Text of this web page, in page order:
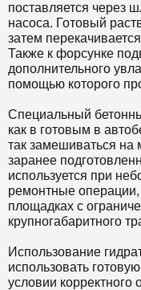
поставляется через
насоса. Готовый
затем
Также к форсунке
дополнительного
помощью которого
Специальный
как в готовым в
так замешиваться на
заранее
используется при
ремонтные
площадках с
крупногабаритного
Использование
использовать
условии корректного